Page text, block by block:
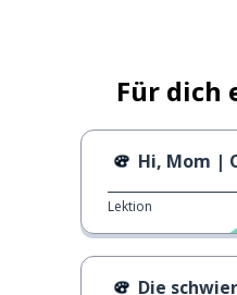
Für dich
Hi, Mom |
Lektion
Die